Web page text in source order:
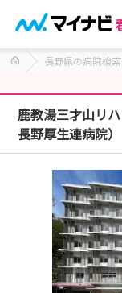
長野県の病院検索
鹿教湯三才山リ
長野厚生連病院）